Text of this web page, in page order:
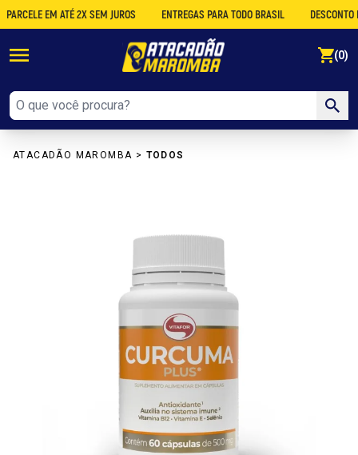
EM ATÉ 2X SEM JUROS ENTREGAS PARA TODO BRASIL DESCONTO NO
(0)
ATACADÃO MAROMBA > TODOS